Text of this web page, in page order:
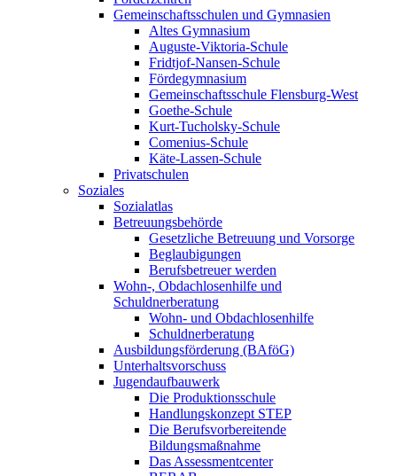
Gemeinschaftsschulen und Gymnasien
Altes Gymnasium
Auguste-Viktoria-Schule
Fridtjof-Nansen-Schule
Fördegymnasium
Gemeinschaftsschule Flensburg-West
Goethe-Schule
Kurt-Tucholsky-Schule
Comenius-Schule
Käte-Lassen-Schule
Privatschulen
Soziales
Sozialatlas
Betreuungsbehörde
Gesetzliche Betreuung und Vorsorge
Beglaubigungen
Berufsbetreuer werden
Wohn-, Obdachlosenhilfe und
Schuldnerberatung
Wohn- und Obdachlosenhilfe
Schuldnerberatung
Ausbildungsförderung (BAföG)
Unterhaltsvorschuss
Jugendaufbauwerk
Die Produktionsschule
Handlungskonzept STEP
Die Berufsvorbereitende
Bildungsmaßnahme
Das Assessmentcenter